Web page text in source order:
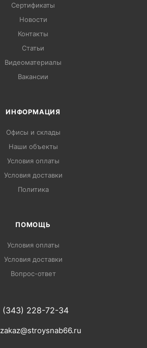
Сертификаты
Новости
Контакты
Статьи
Видеоматериалы
Вакансии
ИНФОРМАЦИЯ
Офисы и склады
Наши объекты
Условия оплаты
Условия доставки
Политика
ПОМОЩЬ
Условия оплаты
Условия доставки
Вопрос-ответ
(343) 228-72-34
zakaz@stroysnab66.ru